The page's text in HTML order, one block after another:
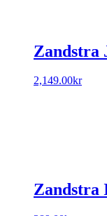
Zandstra
2,149.00kr
Zandstra